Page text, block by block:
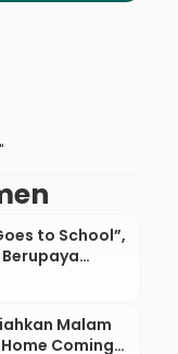
to School”,
Malam
Coming